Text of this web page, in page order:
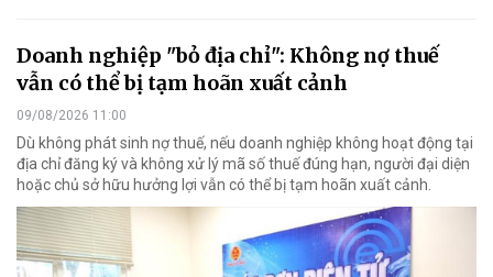
Doanh nghiệp "bỏ địa chỉ": Không nợ thuế
vẫn có thể bị tạm hoãn xuất cảnh
09/08/2026 11:00
Dù không phát sinh nợ thuế, nếu doanh nghiệp không hoạt động tại
địa chỉ đăng ký và không xử lý mã số thuế đúng hạn, người đại diện
hoặc chủ sở hữu hưởng lợi vẫn có thể bị tạm hoãn xuất cảnh.